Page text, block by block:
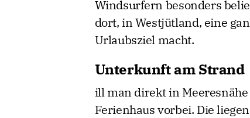
Windsurfern besonders
dort, in Westjütland, eine
Urlaubsziel macht.
Unterkunft am Strand
ill man direkt in
Ferienhaus vorbei. Die